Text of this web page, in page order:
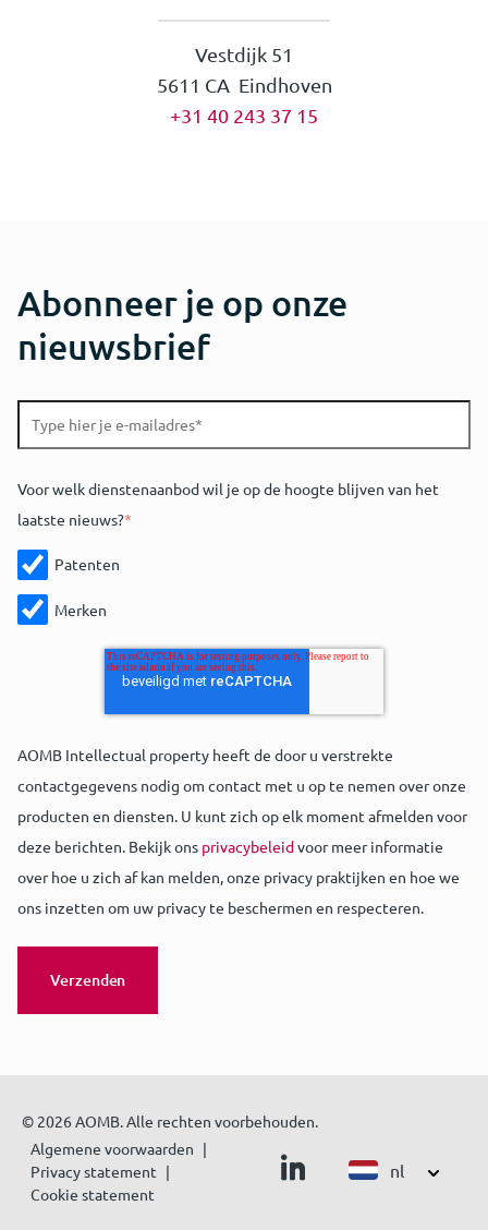
Vestdijk 51
5611 CA Eindhoven
+31 40 243 37 15
Abonneer je op onze
nieuwsbrief
Voor welk dienstenaanbod wil je op de hoogte blijven van het
laatste nieuws?*
Patenten
Merken
AOMB Intellectual property heeft de door u verstrekte
contactgegevens nodig om contact met u op te nemen over onze
producten en diensten. U kunt zich op elk moment afmelden voor
deze berichten. Bekijk ons privacybeleidvoor meer informatie
over hoe u zich af kan melden, onze privacy praktijken en hoe we
ons inzetten om uw privacy te beschermen en respecteren.
© 2026 AOMB. Alle rechten voorbehouden.
Algemene voorwaarden
Privacy statement
Cookie statement
nl